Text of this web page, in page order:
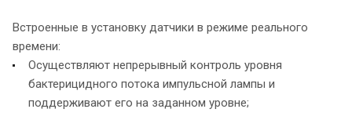
Встроенные в установку датчики в режиме реального
времени:
Осуществляют непрерывный контроль уровня
бактерицидного потока импульсной лампы и
поддерживают его на заданном уровне;